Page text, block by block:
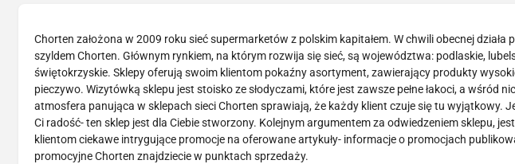
Chorten założona w 2009 roku sieć supermarketów z polskim kapitałem. W chwili obecnej
szyldem Chorten. Głównym rynkiem, na którym rozwija się sieć, są województwa: podlaskie,
świętokrzyskie. Sklepy oferują swoim klientom pokaźny asortyment, zawierający produkty
pieczywo. Wizytówką sklepu jest stoisko ze słodyczami, które jest zawsze pełne łakoci, a wśród
atmosfera panująca w sklepach sieci Chorten sprawiają, że każdy klient czuje się tu wyjątkowy.
Ci radość- ten sklep jest dla Ciebie stworzony. Kolejnym argumentem za odwiedzeniem sklepu,
klientom ciekawe intrygujące promocje na oferowane artykuły- informacje o promocjach
promocyjne Chorten znajdziecie w punktach sprzedaży.